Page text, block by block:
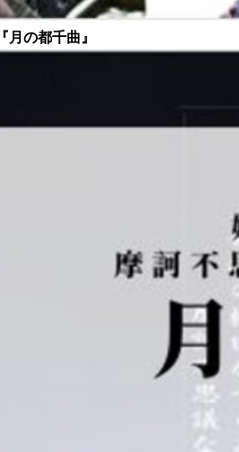
『月の都千曲 』